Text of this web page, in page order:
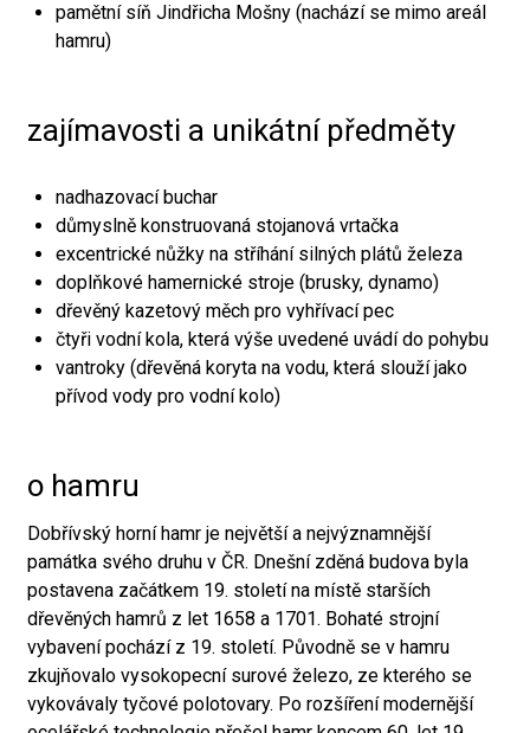
pamětní síň Jindřicha Mošny (nachází se mimo areál
hamru)
zajímavosti a unikátní předměty
nadhazovací buchar
důmyslně konstruovaná stojanová vrtačka
excentrické nůžky na stříhání silných plátů železa
doplňkové hamernické stroje (brusky, dynamo)
dřevěný kazetový měch pro vyhřívací pec
čtyři vodní kola, která výše uvedené uvádí do pohybu
vantroky (dřevěná koryta na vodu, která slouží jako
přívod vody pro vodní kolo)
o hamru
Dobřívský horní hamr je největší a nejvýznamnější
památka svého druhu v ČR. Dnešní zděná budova byla
postavena začátkem 19. století na místě starších
dřevěných hamrů z let 1658 a 1701. Bohaté strojní
vybavení pochází z 19. století. Původně se v hamru
zkujňovalo vysokopecní surové železo, ze kterého se
vykovávaly tyčové polotovary. Po rozšíření modernější